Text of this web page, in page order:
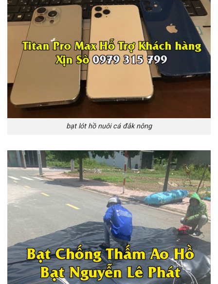
bạt lót hồ nuôi cá đắk nông